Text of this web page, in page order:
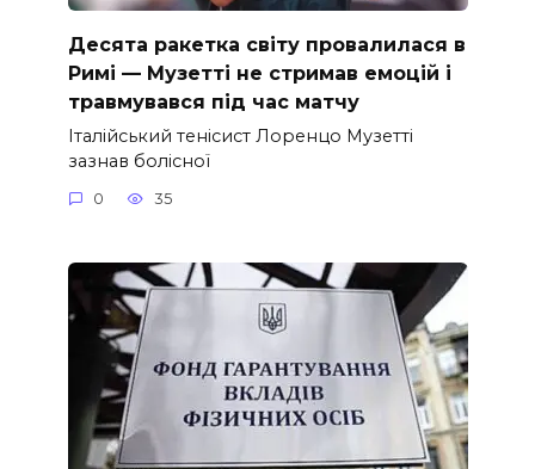
Десята ракетка світу провалилася в
Римі — Музетті не стримав емоцій і
травмувався під час матчу
Італійський тенісист Лоренцо Музетті
зазнав болісної
0 35